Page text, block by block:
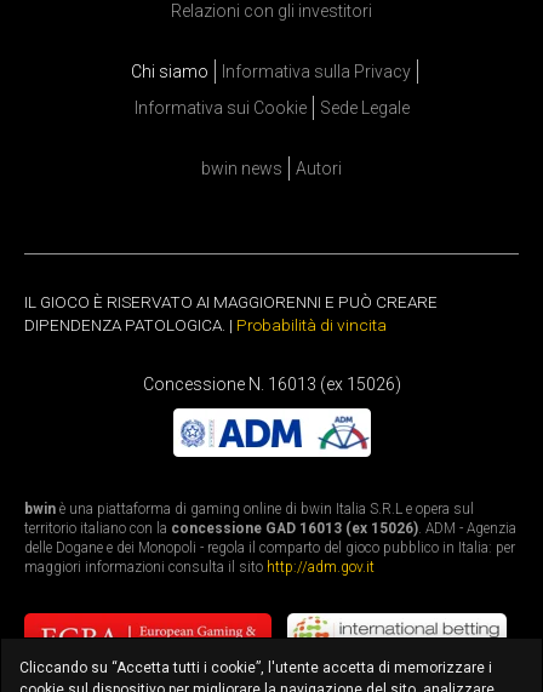
Relazioni con gli investitori
Chi siamo
Informativa sulla Privacy
Informativa sui Cookie
Sede Legale
bwin news Autori
IL GIOCO È RISERVATO AI MAGGIORENNI E PUÒ CREARE
DIPENDENZA PATOLOGICA. | Probabilità di vincita
Concessione N. 16013 (ex 15026)
bwin è una piattaforma di gaming online di bwin Italia S.R.L e opera sul
territorio italiano con la concessione GAD 16013 (ex 15026). ADM - Agenzia
delle Dogane e dei Monopoli - regola il comparto del gioco pubblico in Italia: per
maggiori informazioni consulta il sito http://adm.gov.it
Cliccando su “Accetta tutti i cookie”, l'utente accetta di memorizzare i